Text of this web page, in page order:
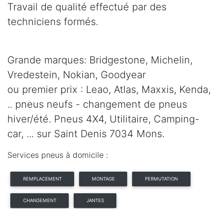
Travail de qualité effectué par des
techniciens formés.
Grande marques: Bridgestone, Michelin,
Vredestein, Nokian, Goodyear
ou premier prix : Leao, Atlas, Maxxis, Kenda,
.. pneus neufs - changement de pneus
hiver/été. Pneus 4X4, Utilitaire, Camping-
car, ... sur Saint Denis 7034 Mons.
Services pneus à domicile :
REMPLACEMENT MONTAGE PERMUTATION
CHANGEMENT JANTES